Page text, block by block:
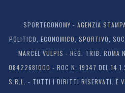
SPORTECONOMY - AGENZIA
POLITICO, ECONOMICO, SPORTIVO,
MARCEL VULPIS - REG. TRIB.
08422681000 - ROC N. 19347 DEL
S.R.L. - TUTTI I DIRITTI RISERVATI. È